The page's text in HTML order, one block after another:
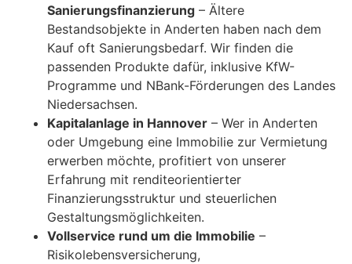
Sanierungsfinanzierung – Ältere
Bestandsobjekte in Anderten haben nach dem
Kauf oft Sanierungsbedarf. Wir finden die
passenden Produkte dafür, inklusive KfW-
Programme und NBank-Förderungen des Landes
Niedersachsen.
Kapitalanlage in Hannover – Wer in Anderten
oder Umgebung eine Immobilie zur Vermietung
erwerben möchte, profitiert von unserer
Erfahrung mit renditeorientierter
Finanzierungsstruktur und steuerlichen
Gestaltungsmöglichkeiten.
Vollservice rund um die Immobilie –
Risikolebensversicherung,